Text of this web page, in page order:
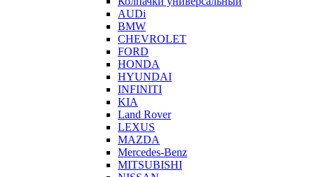
AUDi
BMW
CHEVROLET
FORD
HONDA
HYUNDAI
INFINITI
KIA
Land Rover
LEXUS
MAZDA
Mercedes-Benz
MITSUBISHI